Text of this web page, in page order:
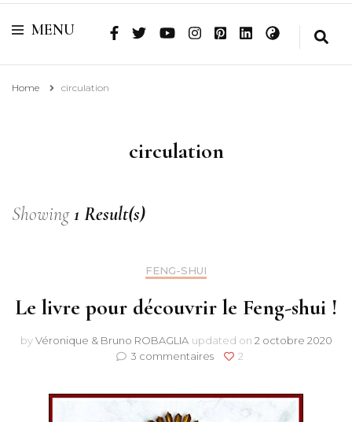
MENU
Home circulation
circulation
Showing1 Result(s)
FENG-SHUI
Le livre pour découvrir le Feng-shui !
byVéronique & Bruno ROBAGLIA updated on 2 octobre 2020
3 commentaires
sur
pour
découvrir
2